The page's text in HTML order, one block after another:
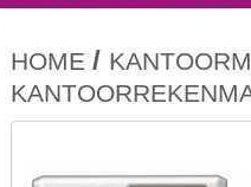
HOME /